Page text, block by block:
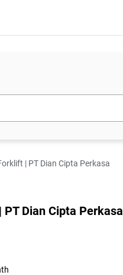
| PT Dian Cipta Perkasa
Dian Cipta Perkasa